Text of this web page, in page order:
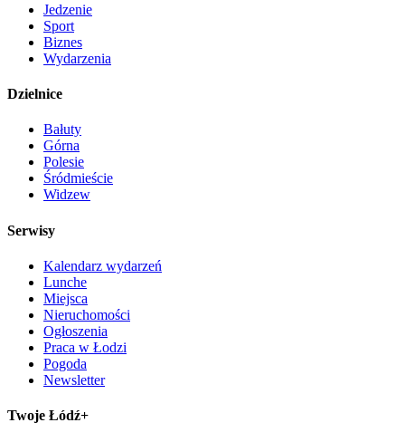
Jedzenie
Sport
Biznes
Wydarzenia
Dzielnice
Bałuty
Górna
Polesie
Śródmieście
Widzew
Serwisy
Kalendarz wydarzeń
Lunche
Miejsca
Nieruchomości
Ogłoszenia
Praca w Łodzi
Pogoda
Newsletter
Twoje Łódź+